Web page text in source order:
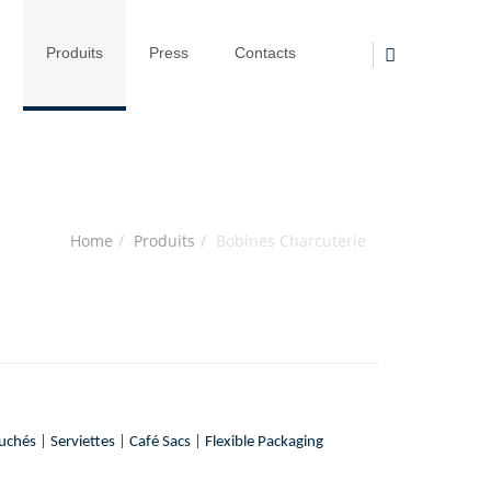
Produits Press Contacts
Home Produits Bobines Charcuterie
Serviettes Café Sacs Flexible Packaging